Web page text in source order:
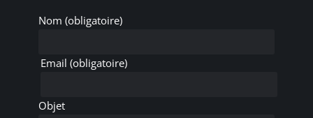
Nom (obligatoire)
Email (obligatoire)
Objet